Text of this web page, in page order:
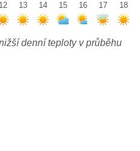
12
13
14
15
16
17
18
denní teploty v průběhu